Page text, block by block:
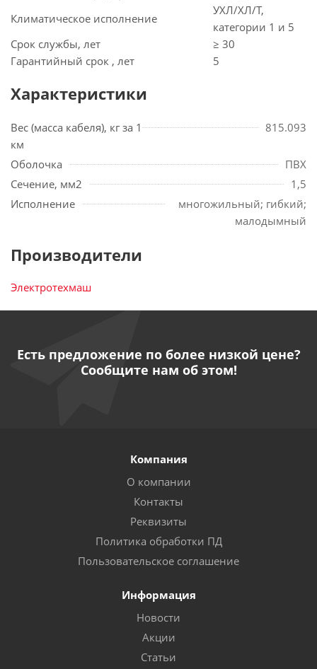
Климатическое исполнение
УХЛ/ХЛ/Т,
категории 1 и 5
Срок службы, лет
≥ 30
Гарантийный срок , лет
5
Характеристики
Вес (масса кабеля), кг за 1
км
815.093
Оболочка
ПВХ
Сечение, мм2
1,5
Исполнение
многожильный; гибкий;
малодымный
Производители
Электротехмаш
Есть предложение по более низкой цене?
Сообщите нам об этом!
Компания
О компании
Контакты
Реквизиты
Политика обработки ПД
Пользовательское соглашение
Информация
Новости
Акции
Статьи